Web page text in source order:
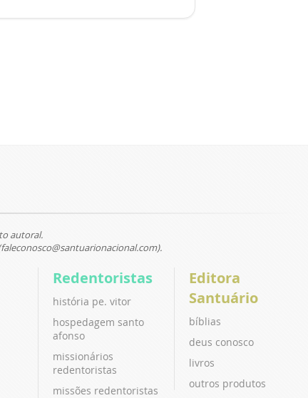
autoral.
Redentoristas
história pe. vitor
hospedagem santo
afonso
missionários
redentoristas
missões redentoristas
Editora
Santuário
bíblias
deus conosco
livros
outros produtos